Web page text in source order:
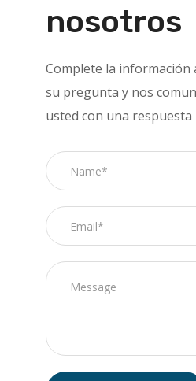
nosotros
Complete la información
su pregunta y nos
usted con una